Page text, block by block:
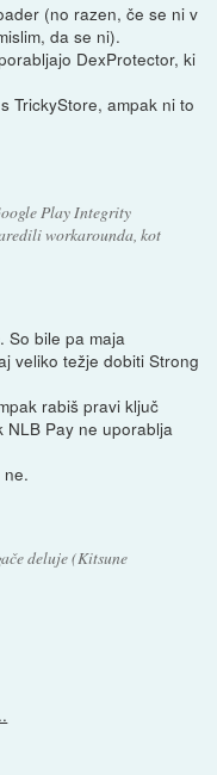
(no razen, če se ni v
da se ni).
DexProtector, ki
TrickyStore, ampak ni to
Play Integrity
workarounda, kot
So bile pa maja
veliko težje dobiti Strong
rabiš pravi ključ
NLB Pay ne uporablja
deluje (Kitsune